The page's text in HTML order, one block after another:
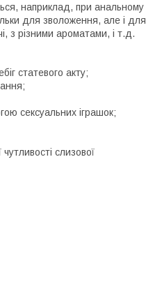
наприклад, при анальному
для зволоження, але і для
з різними ароматами, і т.д.
статевого акту;
сексуальних іграшок;
слизової